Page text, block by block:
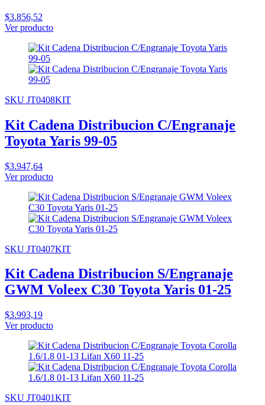
$3.856,52
Ver producto
SKU JT0408KIT
Kit Cadena Distribucion C/Engranaje
Toyota Yaris 99-05
$3.947,64
Ver producto
SKU JT0407KIT
Kit Cadena Distribucion S/Engranaje
GWM Voleex C30 Toyota Yaris 01-25
$3.993,19
Ver producto
SKU JT0401KIT